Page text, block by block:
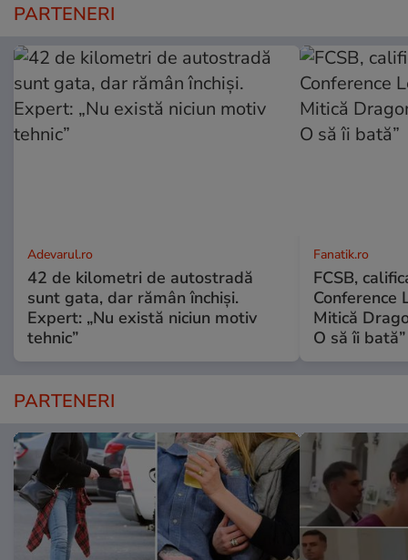
PARTENERI
Adevarul.ro
42 de kilometri de autostradă
sunt gata, dar rămân închiși.
Expert: „Nu există niciun motiv
tehnic”
Fanatik.ro
FCSB,
Conference
Mitică
O să îi bată”
PARTENERI